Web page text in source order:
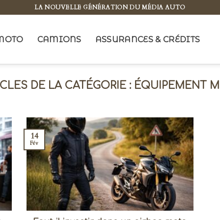
LA NOUVELLE GÉNÉRATION DU MÉDIA AUTO
CAMIONS ASSURANCES & CRÉDITS
ÉQUIPEMENT
14
Fév